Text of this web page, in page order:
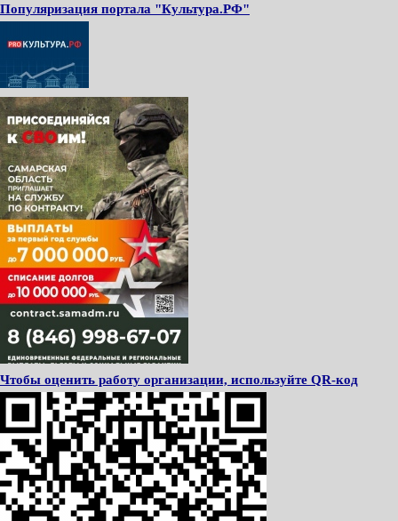
Популяризация портала "Культура.РФ"
Чтобы оценить работу организации, используйте QR-код